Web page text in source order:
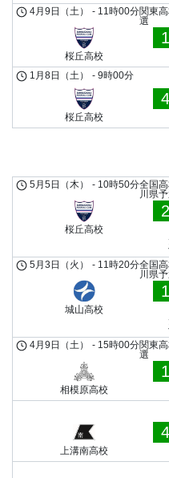
関東
選
4月9日（土） - 11時00分
桜丘高校
1
1月8日（土） - 9時00分
桜丘高校
4
全国
川県
5月5日（木） - 10時50分
桜丘高校
2
全国
川県
5月3日（火） - 11時20分
城山高校
1
関東
選
4月9日（土） - 15時00分
相模原高校
1
上溝南高校
4